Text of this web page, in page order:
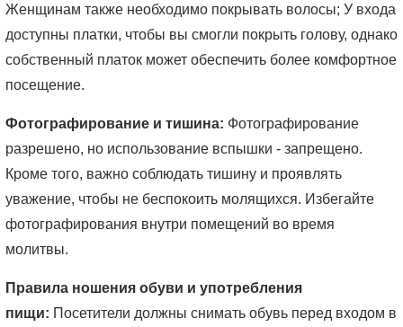
Женщинам также необходимо покрывать волосы; У входа
доступны платки, чтобы вы смогли покрыть голову, однако
собственный платок может обеспечить более комфортное
посещение.
Фотографирование и тишина: Фотографирование
разрешено, но использование вспышки - запрещено.
Кроме того, важно соблюдать тишину и проявлять
уважение, чтобы не беспокоить молящихся. Избегайте
фотографирования внутри помещений во время
молитвы.
Правила ношения обуви и употребления
пищи: Посетители должны снимать обувь перед входом в